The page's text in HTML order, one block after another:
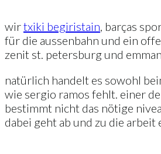
wirtxiki begiristain , barças
für die aussenbahn und ein
zenit st. petersburg und
natürlich handelt es sowohl
wie sergio ramos fehlt. einer
bestimmt nicht das nötige
dabei geht ab und zu die arbeit